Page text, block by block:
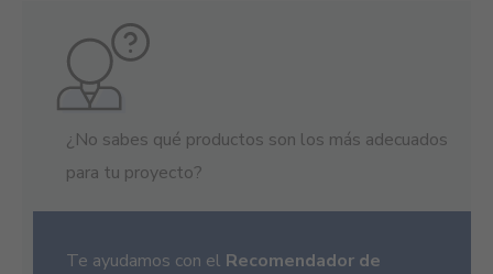
¿No sabes qué productos son los más adecuados
para tu proyecto?
Te ayudamos con el Recomendador de